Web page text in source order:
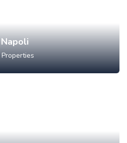
Napoli